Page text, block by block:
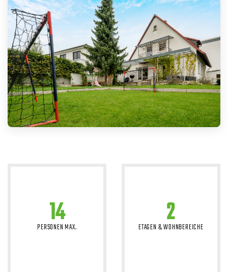
14
PERSONEN MAX. 2
ETAGEN & WOHNBEREICHE